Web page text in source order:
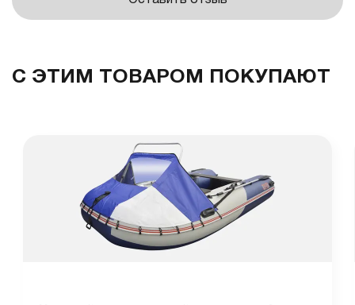
С ЭТИМ ТОВАРОМ ПОКУПАЮТ